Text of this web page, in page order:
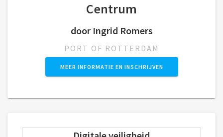
Centrum
door Ingrid Romers
PORT OF ROTTERDAM
MEER INFORMATIE EN INSCHRIJVEN